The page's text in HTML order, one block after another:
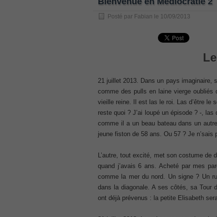
GCFA
, /
70-980 pdf
, /
070-685
, /
070-243
70-680
, /
PMI-SP
, /
300-375 exam
Posté par Fabian le 10/09/2013
21 juillet 2013. Dans un pays
comme des pulls en laine vierge
vieille reine. Il est las le roi. Las d’être le
reste quoi ? J’ai loupé un épisode ? -,
comme il a un beau bateau dans un
jeune fiston de 58 ans. Ou 57 ? Je n’sais
L’autre, tout excité, met son costume de
quand j’avais 6 ans. Acheté par mes
comme la mer du nord. Un signe ? Un
dans la diagonale. A ses côtés, sa Tour
ont déjà prévenus : la petite Elisabeth